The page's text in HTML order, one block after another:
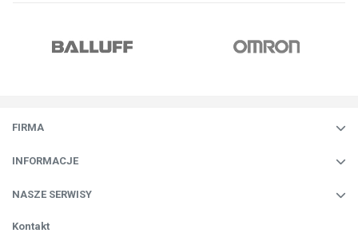
FIRMA
INFORMACJE
NASZE SERWISY
Kontakt